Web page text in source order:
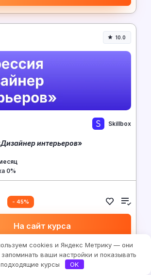
10.0
Skillbox
Дизайнер интерьеров»
0%
- 45%
На сайт курса
cookies и Яндекс Метрику — они
ваши настройки и показывать
подходящие курсы
OK